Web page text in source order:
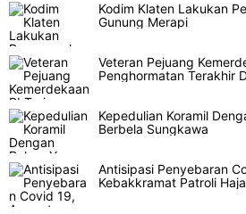
Kodim Klaten Lakukan
Gunung Merapi
Veteran Pejuang
Penghormatan Terakhir
Kepedulian Koramil
Berbela Sungkawa
Antisipasi Penyebaran
Kebakkramat Patroli